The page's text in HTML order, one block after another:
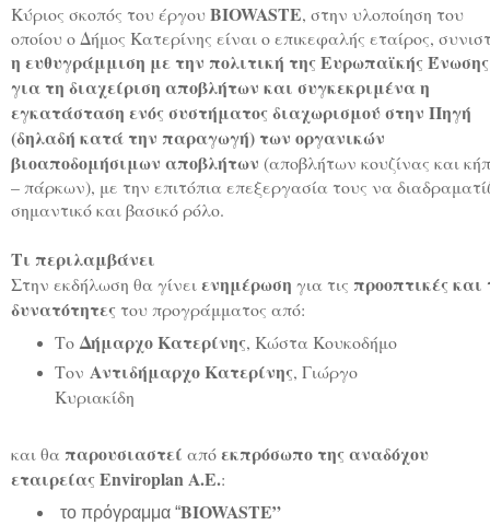
Κύριος σκοπός του έργου BIOWASTE, στην υλοποίηση του
οποίου ο Δήμος Κατερίνης είναι ο επικεφαλής εταίρος,
η ευθυγράμμιση με την πολιτική της Ευρωπαϊκής Ένωσης
για τη διαχείριση αποβλήτων και συγκεκριμένα η
εγκατάσταση ενός συστήματος διαχωρισμού στην Πηγή
(δηλαδή κατά την παραγωγή) των οργανικών
βιοαποδομήσιμων αποβλήτων (αποβλήτων κουζίνας και
– πάρκων), με την επιτόπια επεξεργασία τους να
σημαντικό και βασικό ρόλο.
Τι περιλαμβάνει
Στην εκδήλωση θα γίνειενημέρωση για τις προοπτικές και
δυνατότητεςτου προγράμματος από:
ΤοΔήμαρχο Κατερίνης, Κώστα Κουκοδήμο
Τον Αντιδήμαρχο Κατερίνης, Γιώργο
Κυριακίδη
και θα παρουσιαστεί απόεκπρόσωπο της αναδόχου
εταιρείαςEnviroplanA.E.:
το πρόγραμμα “BIOWASTE”